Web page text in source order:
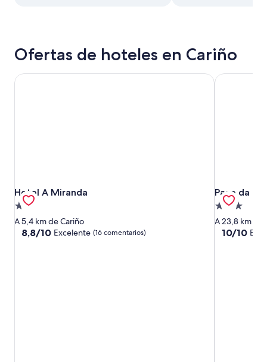
Ofertas de hoteles en Cariño
Hotel A Miranda
Hotel A Miranda
Alojamiento
de
1.0 estrella
A 5,4 km de Cariño
8.8
8,8/10 Excelente (16 comentarios)
Hotel A Miranda
Pazo da
Pazo da
Alojamiento
de
3.0 estrellas
A 23,8 km de
10.0
10/10
Pazo da